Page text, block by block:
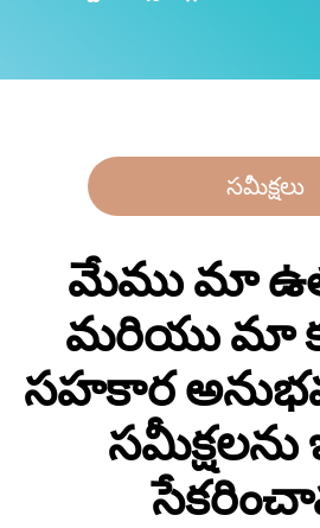
సమీక్షలు
మేము మా
మరియు మా
సహకార
సమీక్షలను